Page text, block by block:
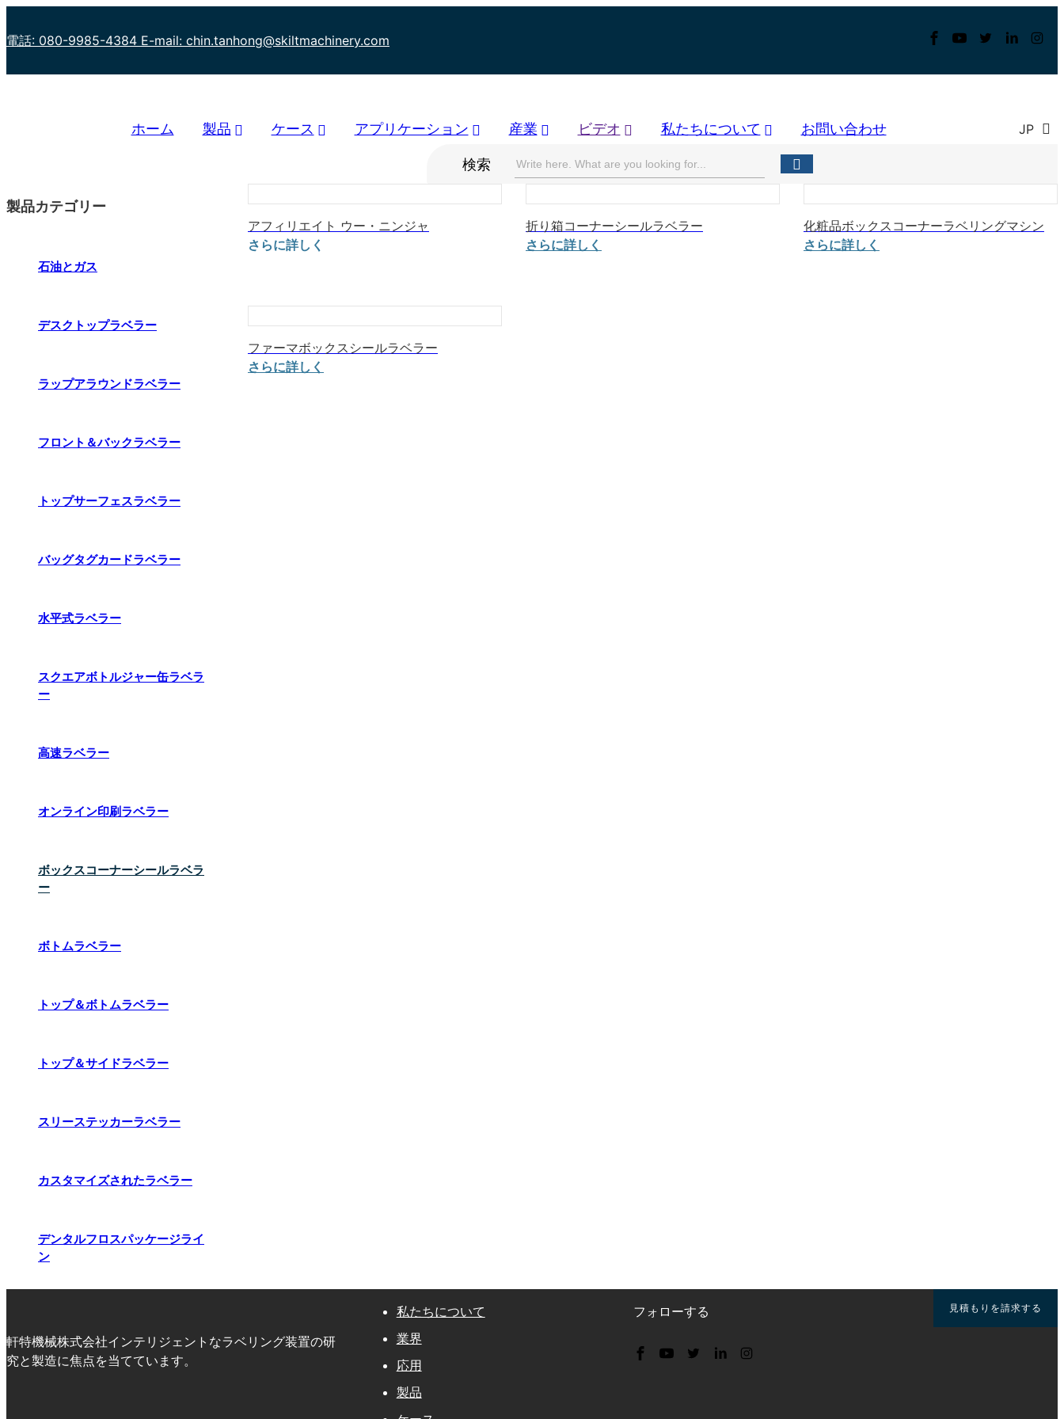
電話: 080-9985-4384 E-mail: chin.tanhong@skiltmachinery.com
ホーム 製品 ケース アプリケーション 産業 ビデオ 私たちについて お問い合わせ JP
検索
製品カテゴリー
石油とガス
デスクトップラベラー
ラップアラウンドラベラー
フロント＆バックラベラー
トップサーフェスラベラー
バッグタグカードラベラー
水平式ラベラー
スクエアボトルジャー缶ラベラ
ー
高速ラベラー
オンライン印刷ラベラー
ボックスコーナーシールラベラ
ー
ボトムラベラー
トップ＆ボトムラベラー
トップ＆サイドラベラー
スリーステッカーラベラー
カスタマイズされたラベラー
デンタルフロスパッケージライ
ン
アフィリエイト ウー・ニンジャ
さらに詳しく
折り箱コーナーシールラベラー
さらに詳しく
化粧品ボックスコーナーラベリングマシン
さらに詳しく
ファーマボックスシールラベラー
さらに詳しく
軒特機械株式会社インテリジェントなラベリング装置の研
究と製造に焦点を当てています。
私たちについて
業界
応用
製品
フォローする 見積もりを請求する